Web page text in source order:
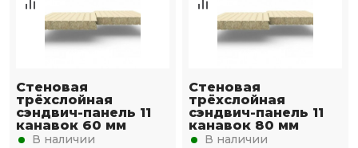
Стеновая
трёхслойная
сэндвич-панель 11
канавок 60 мм
В наличии
Стеновая
трёхслойная
сэндвич-панель 11
канавок 80 мм
В наличии